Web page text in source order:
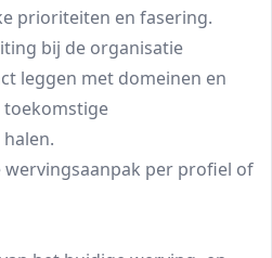
prioriteiten en fasering.
bij de organisatie
leggen met domeinen en
toekomstige
wervingsaanpak per profiel of